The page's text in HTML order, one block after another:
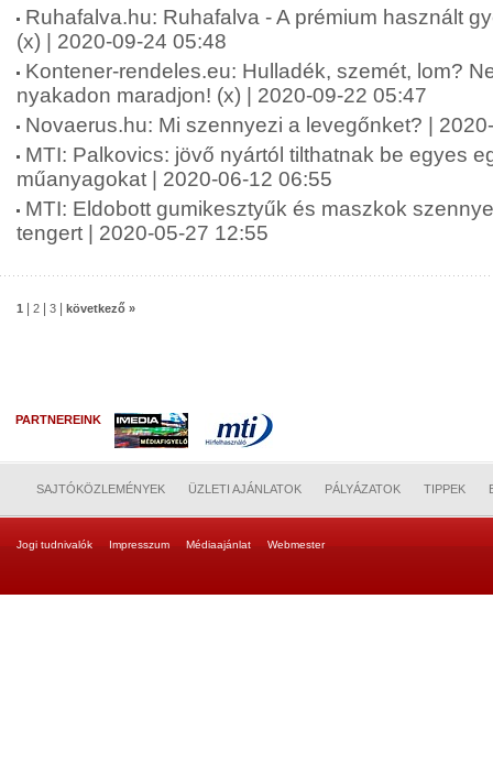
Ruhafalva.hu: Ruhafalva - A prémium használt
(x) | 2020-09-24 05:48
Kontener-rendeles.eu: Hulladék, szemét, lom?
nyakadon maradjon! (x) | 2020-09-22 05:47
Novaerus.hu: Mi szennyezi a levegőnket? |
MTI: Palkovics: jövő nyártól tilthatnak be egyes
műanyagokat | 2020-06-12 06:55
MTI: Eldobott gumikesztyűk és maszkok
tengert | 2020-05-27 12:55
1 2 3 következő »
PARTNEREINK
SAJTÓKÖZLEMÉNYEK ÜZLETI AJÁNLATOK PÁLYÁZATOK TIPPEK
Jogi tudnivalók Impresszum Médiaajánlat Webmester